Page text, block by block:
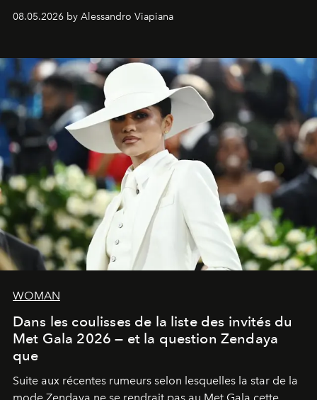
signe un takeover entre boutiques, hôtels, bateaux et
fragrances. L’une des opérations de style les plus
08.05.2026 by Alessandro Viapiana
WOMAN
Dans les coulisses de la liste des invités du
Met Gala 2026 — et la question Zendaya
que
Suite aux récentes rumeurs selon lesquelles la star de la